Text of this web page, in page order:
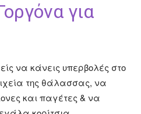
για
να κάνεις υπερβολές στο
της θάλασσας, να
και παγέτες & να